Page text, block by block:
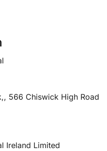
566 Chiswick High Road
Ireland Limited